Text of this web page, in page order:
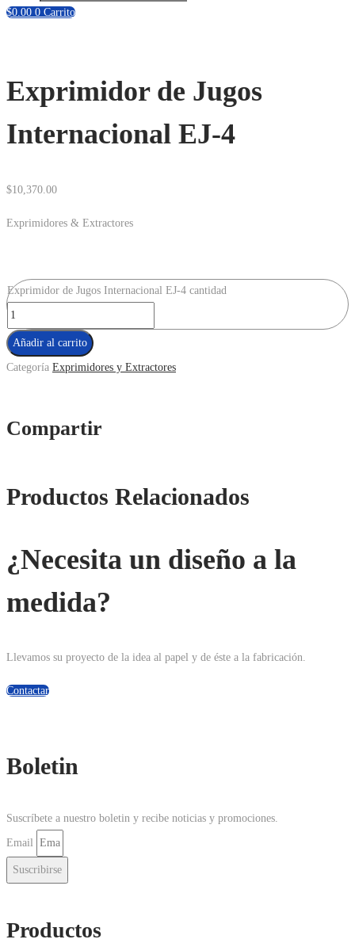
$0.00 0 Carrito
Exprimidor de Jugos
Internacional EJ-4
$10,370.00
Exprimidores & Extractores
Exprimidor de Jugos Internacional EJ-4 cantidad
Añadir al carrito
Categoría Exprimidores y Extractores
Compartir
Productos Relacionados
¿Necesita un diseño a la
medida?
Llevamos su proyecto de la idea al papel y de éste a la fabricación.
Contactar
Boletin
Suscríbete a nuestro boletin y recibe noticias y promociones.
Email
Suscribirse
Productos